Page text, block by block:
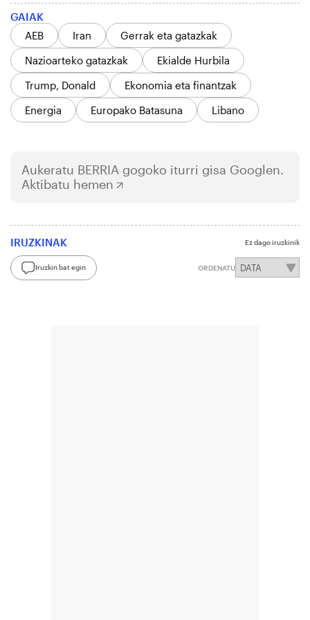
GAIAK
AEB
Iran
Gerrak eta gatazkak
Nazioarteko gatazkak
Ekialde Hurbila
Trump, Donald
Ekonomia eta finantzak
Energia
Europako Batasuna Libano
Aukeratu BERRIA gogoko iturri gisa Googlen.
Aktibatu hemen
IRUZKINAK Ez dago iruzkinik
Iruzkin bat egin ORDENATU